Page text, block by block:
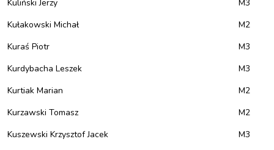
Kuliński Jerzy
M3
Kułakowski Michał
M2
Kuraś Piotr
M3
Kurdybacha Leszek
M3
Kurtiak Marian
M2
Kurzawski Tomasz
M2
Kuszewski Krzysztof Jacek
M3